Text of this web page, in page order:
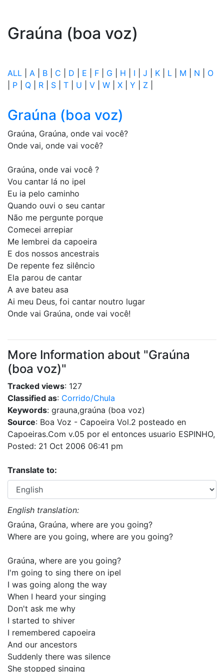
Graúna (boa voz)
ALL A B C D E F G H I J K L M N
O
P Q R S T U V W X Y Z
Graúna (boa voz)
Graúna, Graúna, onde vai você?
Onde vai, onde vai você?
Graúna, onde vai você ?
Vou cantar lá no ipel
Eu ia pelo caminho
Quando ouvi o seu cantar
Não me pergunte porque
Comecei arrepiar
Me lembrei da capoeira
E dos nossos ancestrais
De repente fez silêncio
Ela parou de cantar
A ave bateu asa
Ai meu Deus, foi cantar noutro lugar
Onde vai Graúna, onde vai você!
More Information about "Graúna
(boa voz)"
Tracked views: 127
Classified as: Corrido/Chula
Keywords: grauna,graúna (boa voz)
Source: Boa Voz - Capoeira Vol.2 posteado en
Capoeiras.Com v.05 por el entonces usuario ESPINHO,
Posted: 21 Oct 2006 06:41 pm
Translate to:
English translation:
Graúna, Graúna, where are you going?
Where are you going, where are you going?
Graúna, where are you going?
I'm going to sing there on ipel
I was going along the way
When I heard your singing
Don't ask me why
I started to shiver
I remembered capoeira
And our ancestors
Suddenly there was silence
She stopped singing